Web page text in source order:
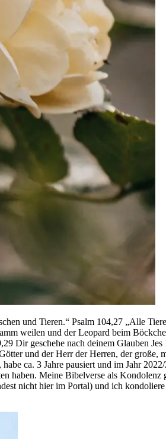
Tieren.“ Psalm 104,27 „Alle Tiere
weilen und der Leopard beim
Dir geschehe nach deinem Glauben
und der Herr der Herren, der große,
ca. 3 Jahre pausiert und im Jahr
haben. Meine Bibelverse als Kondolenz
nicht hier im Portal) und ich